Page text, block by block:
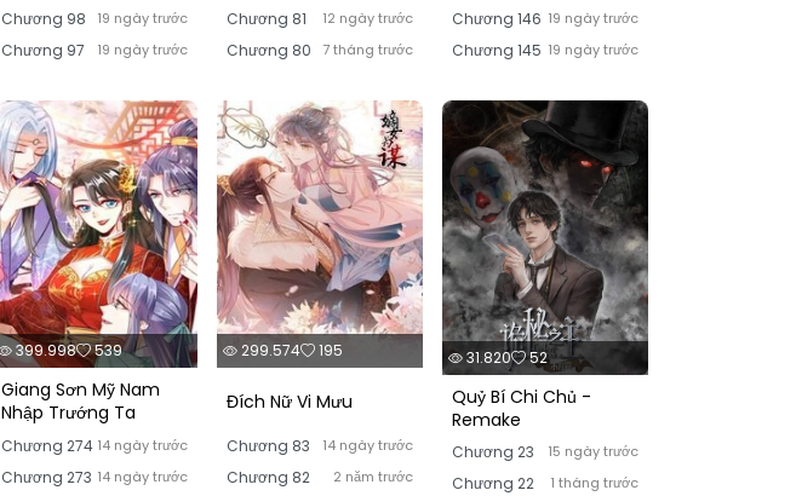
Chương 98 19 ngày trước
Chương 97 19 ngày trước
Chương 81 12 ngày trước
Chương 80 7 tháng trước
Chương 146 19 ngày trước
Chương 145 19 ngày trước
399.998 539
Giang Sơn Mỹ Nam
Nhập Trướng Ta
Chương 274 14 ngày trước
Chương 273 14 ngày trước
299.574 195
Đích Nữ Vi Mưu
Chương 83 14 ngày trước
Chương 82 2 năm trước
31.820 52
Quỷ Bí Chi Chủ -
Remake
Chương 23 15 ngày trước
Chương 22 1 tháng trước